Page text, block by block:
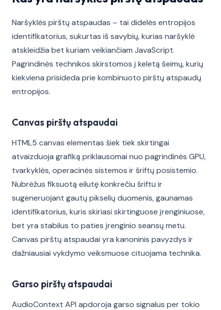
Naršyklės pirštų atspaudas – tai didelės entropijos
identifikatorius, sukurtas iš savybių, kurias naršyklė
atskleidžia bet kuriam veikiančiam JavaScript.
Pagrindinės technikos skirstomos į keletą šeimų, kurių
kiekviena prisideda prie kombinuoto pirštų atspaudų
entropijos.
Canvas pirštų atspaudai
HTML5 canvas elementas šiek tiek skirtingai
atvaizduoja grafiką priklausomai nuo pagrindinės GPU,
tvarkyklės, operacinės sistemos ir šriftų posistemio.
Nubrėžus fiksuotą eilutę konkrečiu šriftu ir
sugeneruojant gautų pikselių duomenis, gaunamas
identifikatorius, kuris skiriasi skirtinguose įrenginiuose,
bet yra stabilus to paties įrenginio seansų metu.
Canvas pirštų atspaudai yra kanoninis pavyzdys ir
dažniausiai vykdymo veiksmuose cituojama technika.
Garso pirštų atspaudai
AudioContext API apdoroja garso signalus per tokio